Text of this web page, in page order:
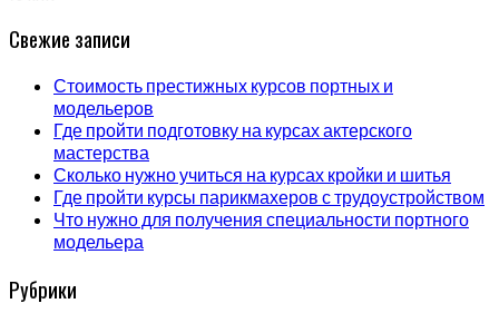
Свежие записи
Стоимость престижных курсов портных и
модельеров
Где пройти подготовку на курсах актерского
мастерства
Сколько нужно учиться на курсах кройки и шитья
Где пройти курсы парикмахеров с трудоустройством
Что нужно для получения специальности портного
модельера
Рубрики